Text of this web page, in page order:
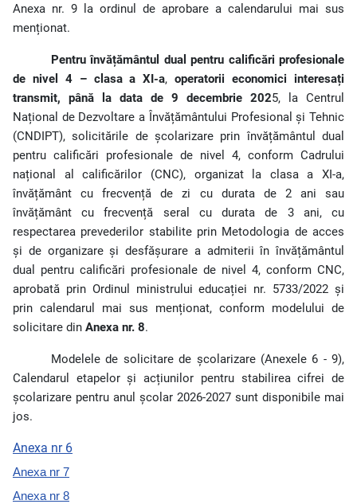
Anexa nr. 9 la ordinul de aprobare a calendarului mai sus
menționat.
Pentru învățământul dual pentru calificări profesionale
de nivel 4 – clasa a XI-a,operatorii economici interesați
transmit, până la data de 9 decembrie 2025, la Centrul
Național de Dezvoltare a Învățământului Profesional și Tehnic
(CNDIPT), solicitările de școlarizare prin învățământul dual
pentru calificări profesionale de nivel 4, conform Cadrului
național al calificărilor (CNC), organizat la clasa a XI-a,
învățământ cu frecvență de zi cu durata de 2 ani sau
învățământ cu frecvență seral cu durata de 3 ani, cu
respectarea prevederilor stabilite prin Metodologia de acces
și de organizare și desfășurare a admiterii în învățământul
dual pentru calificări profesionale de nivel 4, conform CNC,
aprobată prin Ordinul ministrului educației nr. 5733/2022 și
prin calendarul mai sus menționat, conform modelului de
solicitare din Anexa nr. 8.
Modelele de solicitare de școlarizare (Anexele 6 - 9),
Calendarul etapelor și acțiunilor pentru stabilirea cifrei de
școlarizare pentru anul școlar 2026-2027 sunt disponibile mai
jos.
Anexa nr 6
Anexa nr 7
Anexa nr 8